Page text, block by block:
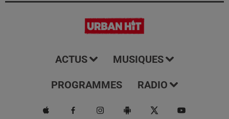
ACTUS MUSIQUES
PROGRAMMES RADIO